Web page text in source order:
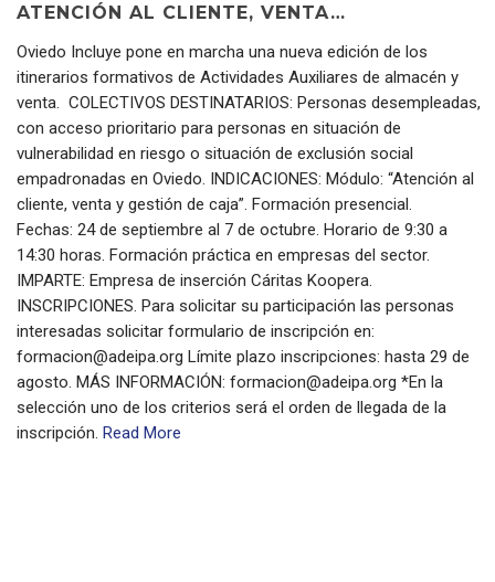
ATENCIÓN AL CLIENTE, VENTA…
Oviedo Incluye pone en marcha una nueva edición de los
itinerarios formativos de Actividades Auxiliares de almacén y
venta. COLECTIVOS DESTINATARIOS: Personas desempleadas,
con acceso prioritario para personas en situación de
vulnerabilidad en riesgo o situación de exclusión social
empadronadas en Oviedo. INDICACIONES: Módulo: “Atención al
cliente, venta y gestión de caja”. Formación presencial.
Fechas: 24 de septiembre al 7 de octubre. Horario de 9:30 a
14:30 horas. Formación práctica en empresas del sector.
IMPARTE: Empresa de inserción Cáritas Koopera.
INSCRIPCIONES. Para solicitar su participación las personas
interesadas solicitar formulario de inscripción en:
formacion@adeipa.org Límite plazo inscripciones: hasta 29 de
agosto. MÁS INFORMACIÓN: formacion@adeipa.org *En la
selección uno de los criterios será el orden de llegada de la
inscripción. Read More